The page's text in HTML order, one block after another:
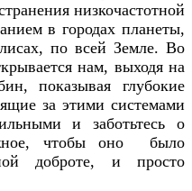
низкочастотной
в городах планеты,
по всей Земле. Во
нам, выходя на
показывая глубокие
за этими системами
и заботьтесь о
чтобы оно было
доброте, и просто